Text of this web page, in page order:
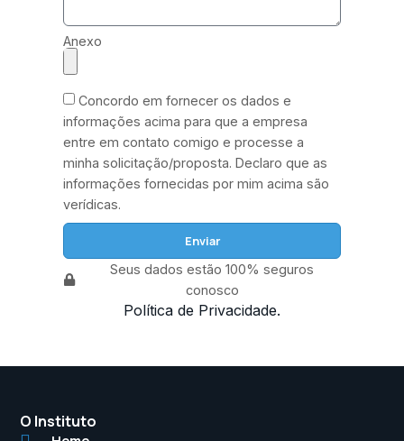
Anexo
Concordo em fornecer os dados e
informações acima para que a empresa
entre em contato comigo e processe a
minha solicitação/proposta. Declaro que as
informações fornecidas por mim acima são
verídicas.
Enviar
Seus dados estão 100% seguros
conosco
Política de Privacidade.
O Instituto